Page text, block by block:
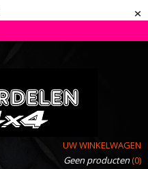
×
UW WINKELWAGEN
Geen producten(0)